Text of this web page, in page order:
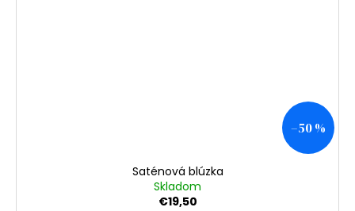
–50 %
Saténová blúzka
Skladom
€19,50